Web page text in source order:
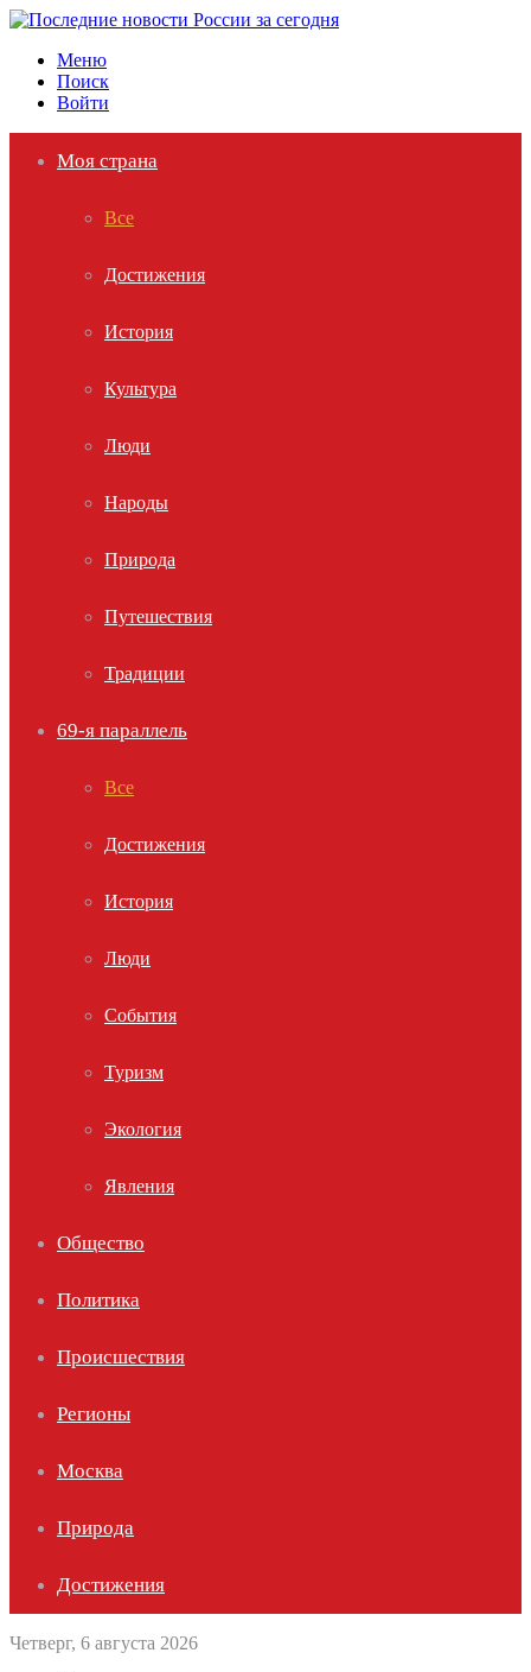
Меню
Поиск
Войти
Моя страна
Все
Достижения
История
Культура
Люди
Народы
Природа
Путешествия
Традиции
69-я параллель
Все
Достижения
История
Люди
События
Туризм
Экология
Явления
Общество
Политика
Происшествия
Регионы
Москва
Природа
Достижения
Четверг, 6 августа 2026